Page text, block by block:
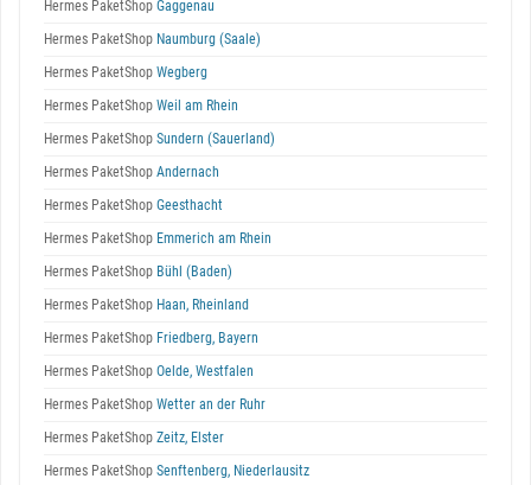
Hermes PaketShop Gaggenau
Hermes PaketShop Naumburg (Saale)
Hermes PaketShop Wegberg
Hermes PaketShop Weil am Rhein
Hermes PaketShop Sundern (Sauerland)
Hermes PaketShop Andernach
Hermes PaketShop Geesthacht
Hermes PaketShop Emmerich am Rhein
Hermes PaketShop Bühl (Baden)
Hermes PaketShop Haan, Rheinland
Hermes PaketShop Friedberg, Bayern
Hermes PaketShop Oelde, Westfalen
Hermes PaketShop Wetter an der Ruhr
Hermes PaketShop Zeitz, Elster
Hermes PaketShop Senftenberg, Niederlausitz